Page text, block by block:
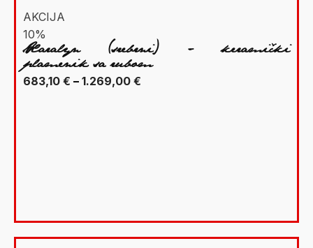
AKCIJA
10%
Xaralyn (srebrni) - keramički
plamenik sa rubom
683,10 € – 1.269,00 €